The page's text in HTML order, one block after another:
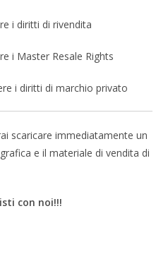
i diritti di rivendita
i Master Resale Rights
i diritti di marchio privato
scaricare immediatamente un
e il materiale di vendita di
con noi!!!